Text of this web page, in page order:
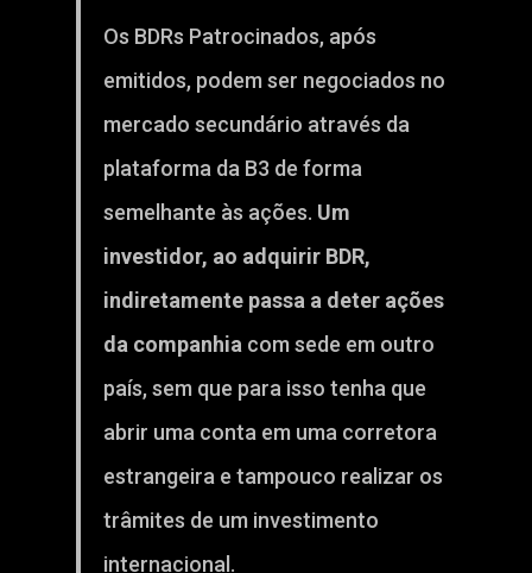
Os BDRs Patrocinados, após
emitidos, podem ser negociados no
mercado secundário através da
plataforma da B3 de forma
semelhante às ações. Um
investidor, ao adquirir BDR,
indiretamente passa a deter ações
da companhia com sede em outro
país, sem que para isso tenha que
abrir uma conta em uma corretora
estrangeira e tampouco realizar os
trâmites de um investimento
internacional.